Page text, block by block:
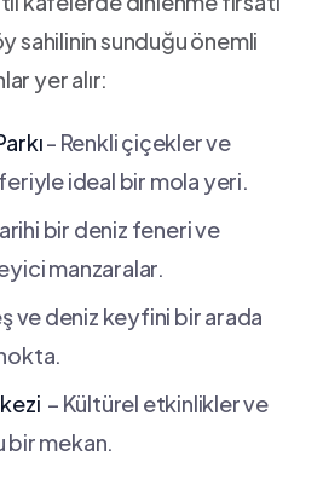
sahilinin sunduğu önemli
yer alır:
-⁢ Renkli çiçekler ve
ideal ‍bir mola yeri.
bir deniz feneri ve
manzaralar.
ve ⁤deniz keyfini bir arada
​ – Kültürel etkinlikler ve
mekan.